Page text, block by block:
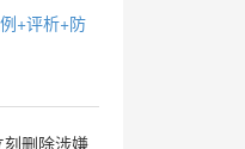
+评析+防
删除涉嫌